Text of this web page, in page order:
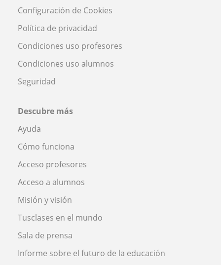
Configuración de Cookies
Política de privacidad
Condiciones uso profesores
Condiciones uso alumnos
Seguridad
Descubre más
Ayuda
Cómo funciona
Acceso profesores
Acceso a alumnos
Misión y visión
Tusclases en el mundo
Sala de prensa
Informe sobre el futuro de la educación